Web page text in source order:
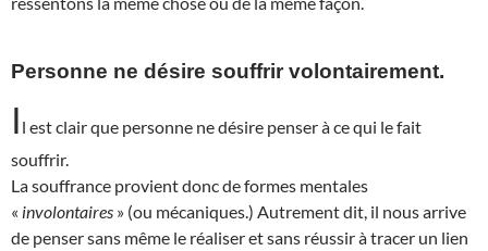
Personne ne désire souffrir volontairement.
I l est clair que personne ne désire penser à ce qui le fait
souffrir.
La souffrance provient donc de formes mentales
« involontaires » (ou mécaniques.) Autrement dit, il nous arrive
de penser sans même le réaliser et sans réussir à tracer un lien